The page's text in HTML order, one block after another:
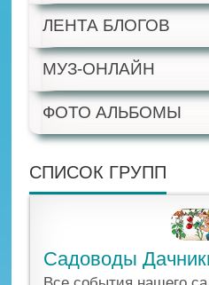
ЛЕНТА БЛОГОВ
МУЗ-ОНЛАЙН
ФОТО АЛЬБОМЫ
СПИСОК ГРУПП
Садоводы